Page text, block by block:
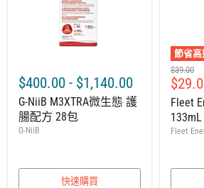
$400.00 - $1,140.00
G-NiiB M3XTRA微生態 護
腸配方 28包
G-NiiB
快速購買
節省高
建
議
零
售
價
$39.00
Fleet
133mL
Fleet